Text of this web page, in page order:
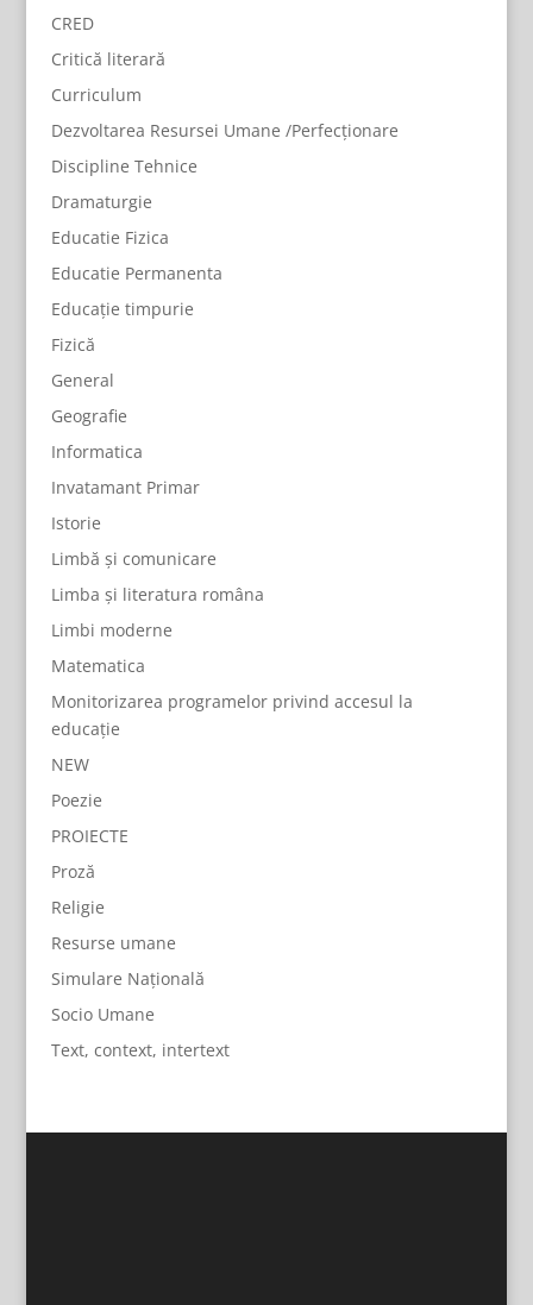
CRED
Critică literară
Curriculum
Dezvoltarea Resursei Umane /Perfecționare
Discipline Tehnice
Dramaturgie
Educatie Fizica
Educatie Permanenta
Educație timpurie
Fizică
General
Geografie
Informatica
Invatamant Primar
Istorie
Limbă și comunicare
Limba și literatura româna
Limbi moderne
Matematica
Monitorizarea programelor privind accesul la
educație
NEW
Poezie
PROIECTE
Proză
Religie
Resurse umane
Simulare Națională
Socio Umane
Text, context, intertext